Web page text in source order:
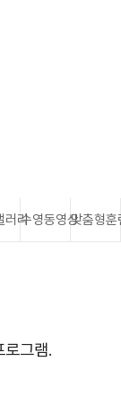
러리수영동영상맞춤형훈
그램.